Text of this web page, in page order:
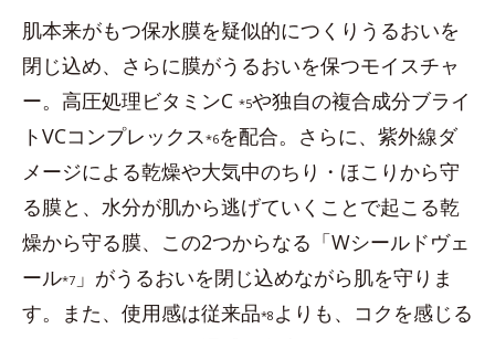
肌本来がもつ保水膜を疑似的につくりうるおいを
閉じ込め、さらに膜がうるおいを保つモイスチャ
ー。高圧処理ビタミンC *5や独自の複合成分ブライ
トVCコンプレックス*6を配合。さらに、紫外線ダ
メージによる乾燥や大気中のちり・ほこりから守
る膜と、水分が肌から逃げていくことで起こる乾
燥から守る膜、この2つからなる「Wシールドヴェ
ール*7 」がうるおいを閉じ込めながら肌を守りま
す。また、使用感は従来品*8 よりも、コクを感じる